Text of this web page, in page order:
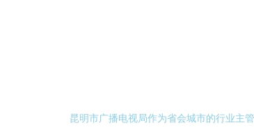
昆明市广播电视局作为省会城市的行业主